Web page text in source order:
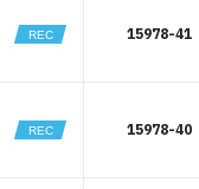
15978-41
15978-40